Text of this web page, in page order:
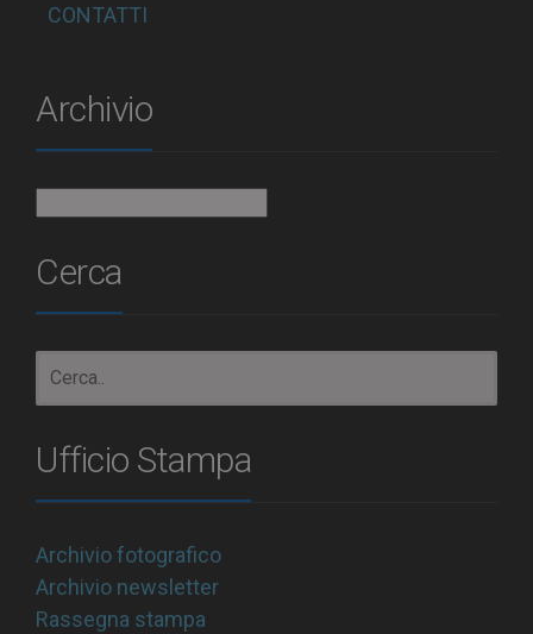
CONTATTI
Archivio
Cerca
Ufficio Stampa
Archivio fotografico
Archivio newsletter
Rassegna stampa